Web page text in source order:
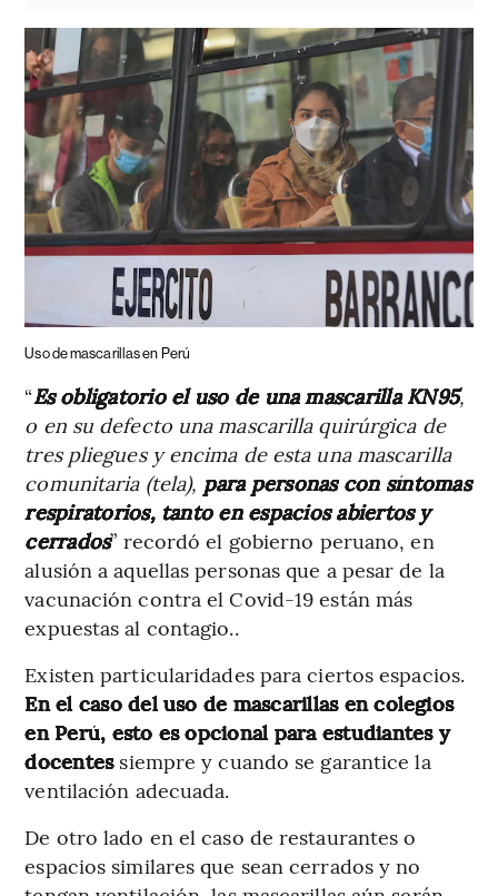
Uso de mascarillas en Perú
“Es obligatorio el uso de una mascarilla KN95,
o en su defecto una mascarilla quirúrgica de
tres pliegues y encima de esta una mascarilla
comunitaria (tela), para personas con síntomas
respiratorios, tanto en espacios abiertos y
cerrados” recordó el gobierno peruano, en
alusión a aquellas personas que a pesar de la
vacunación contra el Covid-19 están más
expuestas al contagio..
Existen particularidades para ciertos espacios.
En el caso del uso de mascarillas en colegios
en Perú, esto es opcional para estudiantes y
docentessiempre y cuando se garantice la
ventilación adecuada.
De otro lado en el caso de restaurantes o
espacios similares que sean cerrados y no